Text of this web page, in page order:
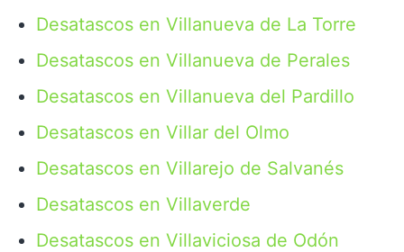
Desatascos en Villanueva de La Torre
Desatascos en Villanueva de Perales
Desatascos en Villanueva del Pardillo
Desatascos en Villar del Olmo
Desatascos en Villarejo de Salvanés
Desatascos en Villaverde
Desatascos en Villaviciosa de Odón